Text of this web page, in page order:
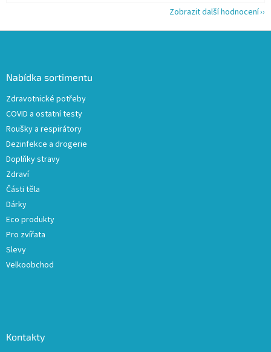
Zobrazit další hodnocení
Nabídka sortimentu
Zdravotnické potřeby
COVID a ostatní testy
Roušky a respirátory
Dezinfekce a drogerie
Doplňky stravy
Zdraví
Části těla
Dárky
Eco produkty
Pro zvířata
Slevy
Velkoobchod
Kontakty